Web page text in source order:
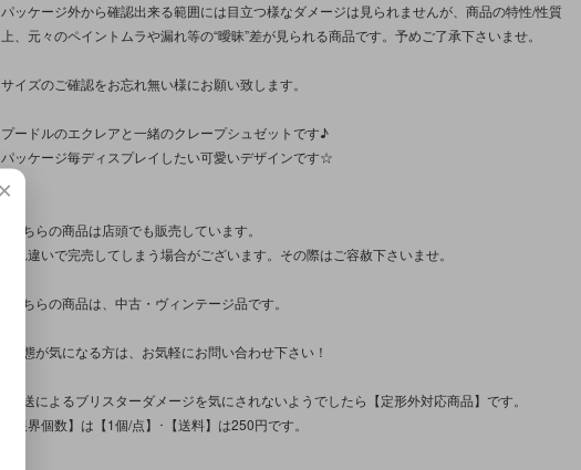
パッケージ外から確認出来る範囲には目立つ様なダメージは見られませんが、商品の特性/性質
上、元々のペイントムラや漏れ等の“曖昧”差が見られる商品です。予めご了承下さいませ。
サイズのご確認をお忘れ無い様にお願い致します。
プードルのエクレアと一緒のクレープシュゼットです♪
パッケージ毎ディスプレイしたい可愛いデザインです☆
※こちらの商品は店頭でも販売しています。
入れ違いで完売してしまう場合がございます。その際はご容赦下さいませ。
※こちらの商品は、中古・ヴィンテージ品です。
※状態が気になる方は、お気軽にお問い合わせ下さい！
※配送によるブリスターダメージを気にされないようでしたら【定形外対応商品】です。
【限界個数】は【1個/点】･【送料】は250円です。
×